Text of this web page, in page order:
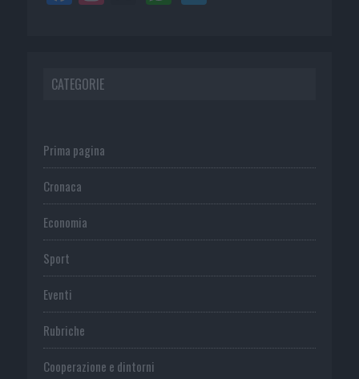
CATEGORIE
Prima pagina
Cronaca
Economia
Sport
Eventi
Rubriche
Cooperazione e dintorni